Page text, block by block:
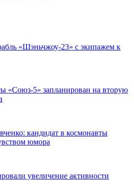
«Шэньчжоу-23» с экипажем к
«Союз-5» запланирован на вторую
кандидат в космонавты
юмора
увеличение активности